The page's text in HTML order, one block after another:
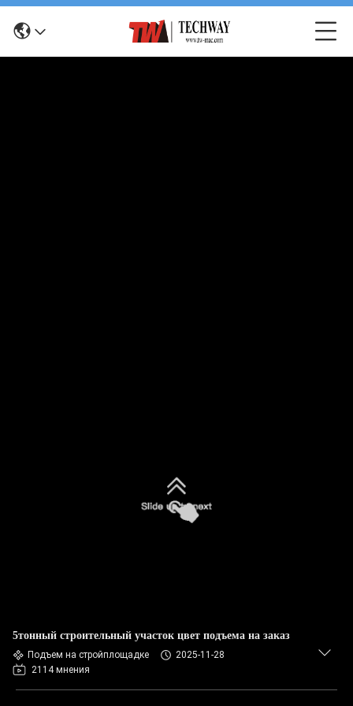
5тонный строительный участок цвет подъема на заказ
Подъем на стройплощадке
2025-11-28
2114 мнения